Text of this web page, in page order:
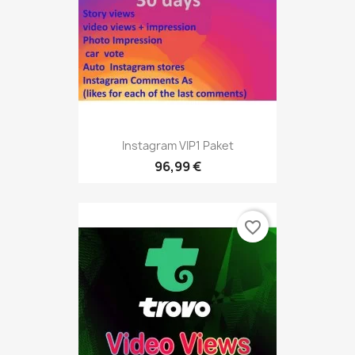
Instagram VIP1 Paket
96,99 €
favorite_border